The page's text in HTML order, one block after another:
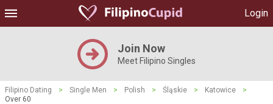
Login
Join Now
Meet Filipino Singles
Filipino Dating > Single Men > Polish > Śląskie > Katowice
>
Over 60